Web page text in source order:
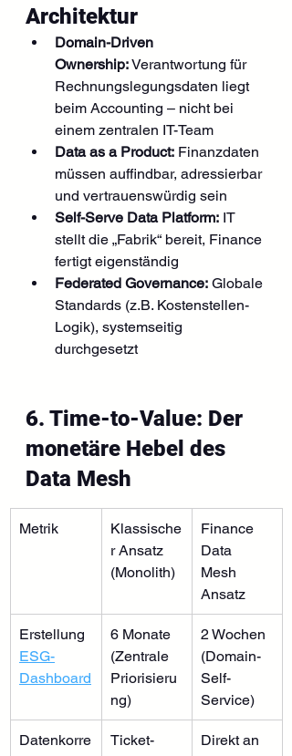
Architektur
Domain-Driven
Ownership: Verantwortung für
Rechnungslegungsdaten liegt
beim Accounting – nicht bei
einem zentralen IT-Team
Data as a Product: Finanzdaten
müssen auffindbar, adressierbar
und vertrauenswürdig sein
Self-Serve Data Platform: IT
stellt die „Fabrik“ bereit, Finance
fertigt eigenständig
Federated Governance: Globale
Standards (z.B. Kostenstellen-
Logik), systemseitig
durchgesetzt
6. Time-to-Value: Der
monetäre Hebel des
Data Mesh
Metrik
Klassische
r Ansatz
(Monolith)
Finance
Data
Mesh
Ansatz
Erstellung
ESG-
Dashboard
6 Monate
(Zentrale
Priorisieru
ng)
2 Wochen
(Domain-
Self-
Service)
Datenkorre
Ticket-
Direkt an